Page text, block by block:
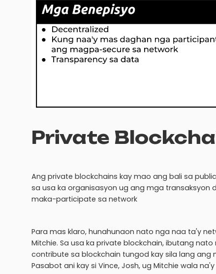
Private
Ang private blockchains kay mao ang bali sa
sa usa ka organisasyon ug ang mga transaksyon
maka-participate sa network
Para mas klaro, hunahunaon nato nga naa ta'y
Mitchie. Sa usa ka private blockchain, ibutang
contribute sa blockchain tungod kay sila lang
Pasabot ani kay si Vince, Josh, ug Mitchie wala